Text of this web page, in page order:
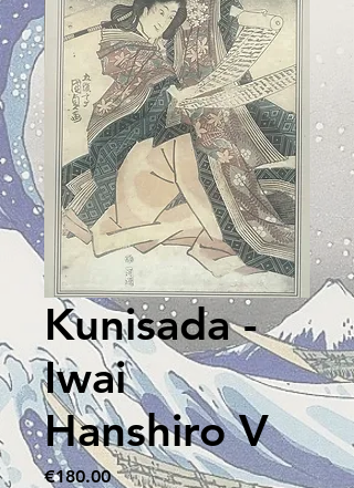
Kunisada -
Iwai
Hanshiro V
€180.00Price